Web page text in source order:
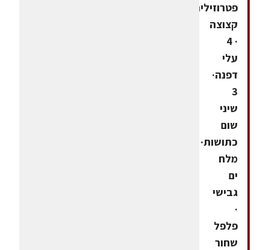
פטרוזיליה
קצוצה
· 4
עלי
דפנה·
3
שיני
שום
כתושות·
מלח
ים
גבישי
·
פלפל
שחור